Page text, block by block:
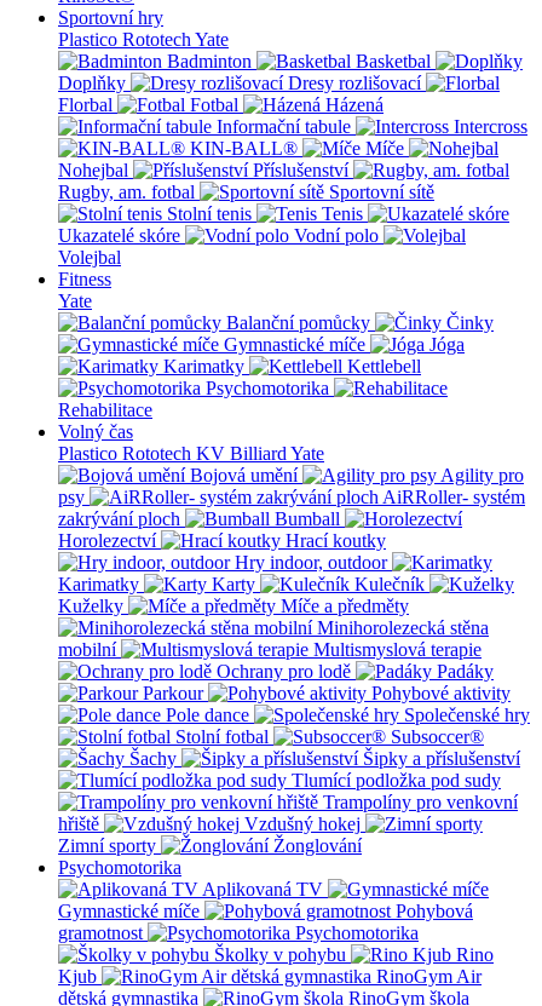
Sportovní hry
Plastico Rototech Yate
Badminton
Basketbal
Doplňky
Dresy rozlišovací
Florbal
Fotbal
Házená
Informační tabule
Intercross
KIN-BALL®
Míče
Nohejbal
Příslušenství
Rugby, am. fotbal
Sportovní sítě
Stolní tenis
Tenis
Ukazatelé skóre
Vodní polo
Volejbal
Fitness
Yate
Balanční pomůcky
Činky
Gymnastické míče
Jóga
Karimatky
Kettlebell
Psychomotorika
Rehabilitace
Volný čas
Plastico Rototech KV Billiard Yate
Bojová umění
Agility pro
psy
AiRRoller- systém
zakrývání ploch
Bumball
Horolezectví
Hrací koutky
Hry indoor, outdoor
Karimatky
Karty
Kulečník
Kuželky
Míče a předměty
Minihorolezecká stěna
mobilní
Multismyslová terapie
Ochrany pro lodě
Padáky
Parkour
Pohybové aktivity
Pole dance
Společenské hry
Stolní fotbal
Subsoccer®
Šachy
Šipky a příslušenství
Tlumící podložka pod sudy
Trampolíny pro venkovní
hřiště
Vzdušný hokej
Zimní sporty
Žonglování
Psychomotorika
Aplikovaná TV
Gymnastické míče
Pohybová
gramotnost
Psychomotorika
Školky v pohybu
Rino
Kjub
RinoGym Air
dětská gymnastika
RinoGym škola